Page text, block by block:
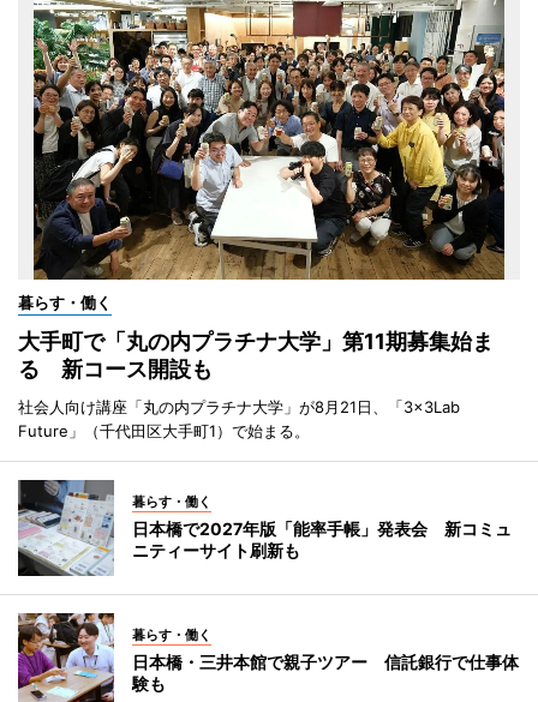
暮らす・働く
大手町で「丸の内プラチナ大学」第11期募集始ま
る 新コース開設も
社会人向け講座「丸の内プラチナ大学」が8月21日、「3×3Lab
Future」（千代田区大手町1）で始まる。
暮らす・働く
日本橋で2027年版「能率手帳」発表会 新コミュ
ニティーサイト刷新も
暮らす・働く
日本橋・三井本館で親子ツアー 信託銀行で仕事体
験も